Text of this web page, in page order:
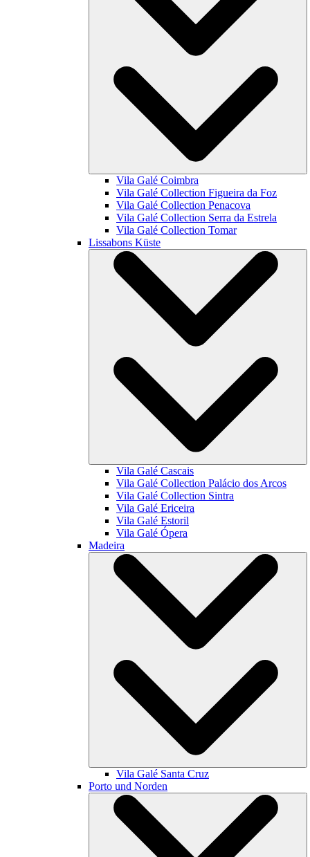
Vila Galé Coimbra
Vila Galé Collection Figueira da Foz
Vila Galé Collection Penacova
Vila Galé Collection Serra da Estrela
Vila Galé Collection Tomar
Lissabons Küste
Vila Galé Cascais
Vila Galé Collection Palácio dos Arcos
Vila Galé Collection Sintra
Vila Galé Ericeira
Vila Galé Estoril
Vila Galé Ópera
Madeira
Vila Galé Santa Cruz
Porto und Norden